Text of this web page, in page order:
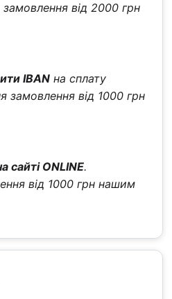
від 2000 грн
IBAN на сплату
замовлення від 1000 грн
сайті ONLINE.
від 1000 грн нашим